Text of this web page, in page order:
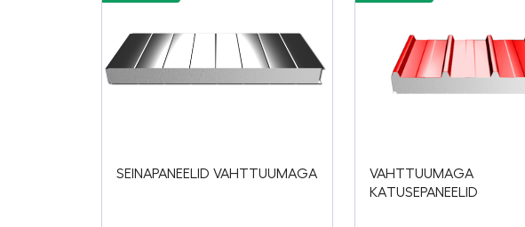
SEINAPANEELID VAHTTUUMAGA
VAHTTUUMAGA
KATUSEPANEELID